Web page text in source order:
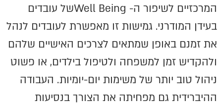
המרכזיים לשיפור ה- Well Beingשל עובדים
בעידן המודרני. גמישות זו מאפשרת לעובדים לנהל
את זמנם באופן שמתאים לצרכים האישיים שלהם
ולהקדיש זמן למשפחה ולטיפול בילדים, או פשוט
ניהול טוב יותר של משימות יום-יומיות. העבודה
ההיברידית גם מפחיתה את הצורך בנסיעות